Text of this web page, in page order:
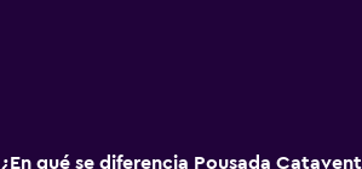
¿En qué se diferencia Pousada